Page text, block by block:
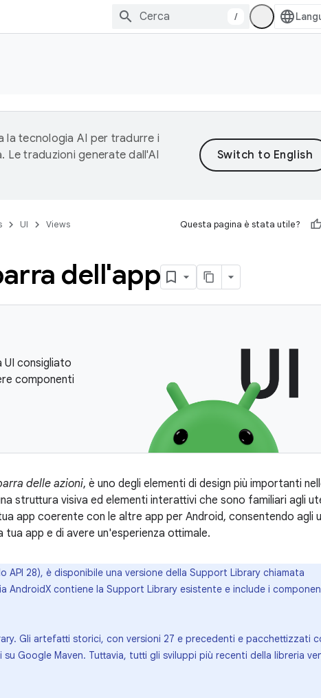
/
la tecnologia AI per tradurre i
Le traduzioni generate dall'AI
UI Views Questa pagina è stata utile?
dell'app
consigliato
componenti
delle azioni, è uno degli elementi di design più importanti
struttura visiva ed elementi interattivi che sono familiari agli
app coerente con le altre app per Android, consentendo agli
app e di avere un'esperienza ottimale.
API 28), è disponibile una versione della Support Library chiamata
AndroidX contiene la Support Library esistente e include i
Gli artefatti storici, con versioni 27 e precedenti e pacchettizzati
su Google Maven. Tuttavia, tutti gli sviluppi più recenti della libreria